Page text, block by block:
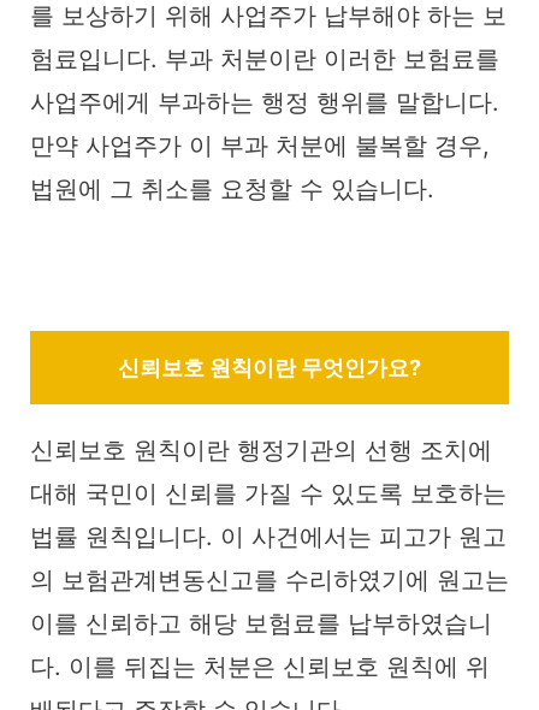
를 보상하기 위해 사업주가 납부해야 하는 보
험료입니다. 부과 처분이란 이러한 보험료를
사업주에게 부과하는 행정 행위를 말합니다.
만약 사업주가 이 부과 처분에 불복할 경우,
법원에 그 취소를 요청할 수 있습니다.
신뢰보호 원칙이란 무엇인가요?
신뢰보호 원칙이란 행정기관의 선행 조치에
대해 국민이 신뢰를 가질 수 있도록 보호하는
법률 원칙입니다. 이 사건에서는 피고가 원고
의 보험관계변동신고를 수리하였기에 원고는
이를 신뢰하고 해당 보험료를 납부하였습니
다. 이를 뒤집는 처분은 신뢰보호 원칙에 위